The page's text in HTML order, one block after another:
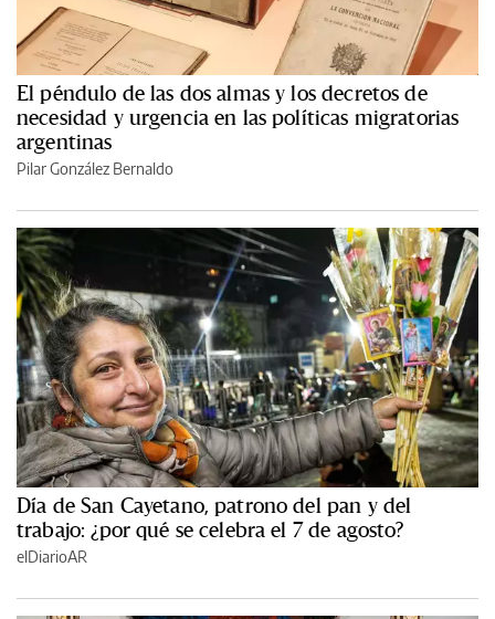
El péndulo de las dos almas y los decretos de
necesidad y urgencia en las políticas migratorias
argentinas
Pilar González Bernaldo
Día de San Cayetano, patrono del pan y del
trabajo: ¿por qué se celebra el 7 de agosto?
elDiarioAR